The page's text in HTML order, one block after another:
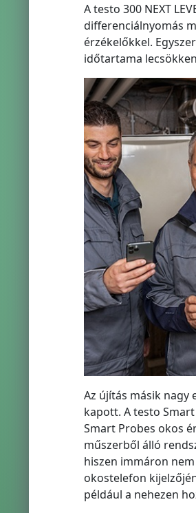
A testo 300 NEXT
differenciálnyomás
érzékelőkkel.
időtartama
Az újítás másik nagy
kapott. A testo
Smart Probes okos
műszerből álló
hiszen immáron
okostelefon
például a nehezen